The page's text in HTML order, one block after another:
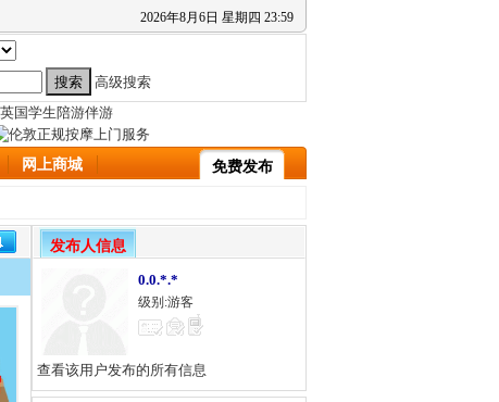
2026年8月 6日 星期四 23:59
高级搜索
网上商城 免费发布
发布人信息
0.0.*.*
级别:游客
查看该用户发布的所有信息